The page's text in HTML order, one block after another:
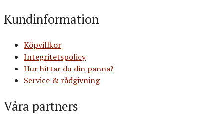
Kundinformation
Köpvillkor
Integritetspolicy
Hur hittar du din panna?
Service & rådgivning
Våra partners